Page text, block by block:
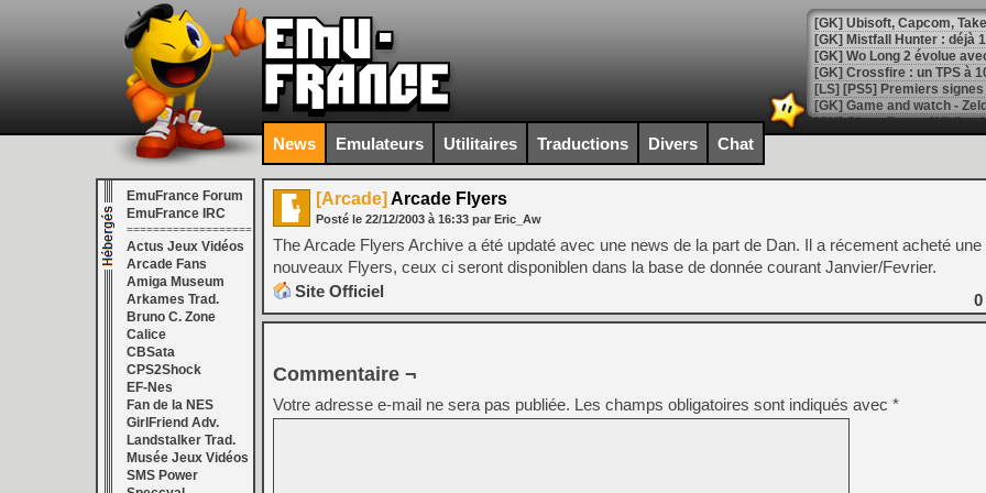
[GK] Mistfall Hunter : déjà
[GK] Wo Long 2 évolue
[GK] Crossfire : un TPS à
[LS] [PS5] Premiers
[Mo5] DOOM arrive en
[GK] Bethesda fête les 30
[GK] Roblox : l'action en
[GK] Agenda - GeForce
[GK] Devolver Digital en a
[LS] [PS5] ps5-y2jb-
[GK] Pourquoi Marvel
[GK] Test : Restory : Chill
[GK] GTA 6 : Rockstar
[GK] Hot Wheels Infinite
[GK] Mémoire cash -
[GK] Résultats Nintendo :
News Emulateurs Utilitaires Traductions Divers Chat
EmuFrance Forum
EmuFrance IRC
===================
Actus Jeux Vidéos
Arcade Fans
Amiga Museum
Arkames Trad.
Bruno C. Zone
Calice
CBSata
CPS2Shock
EF-Nes
Fan de la NES
GirlFriend Adv.
Landstalker Trad.
Musée Jeux Vidéos
SMS Power
[Arcade] Arcade Flyers
Posté le 22/12/2003 à 16:33 par Eric_Aw
The Arcade Flyers Archive a été updaté avec une news de la part de Dan. Il a récement acheté une
nouveaux Flyers, ceux ci seront disponiblen dans la base de donnée courant Janvier/Fevrier.
Site Officiel
0
Commentaire ¬
Votre adresse e-mail ne sera pas publiée. Les champs obligatoires sont indiqués avec *